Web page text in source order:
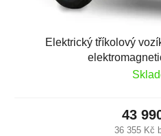
Elektrický tříkolový
36 355 Kč
43